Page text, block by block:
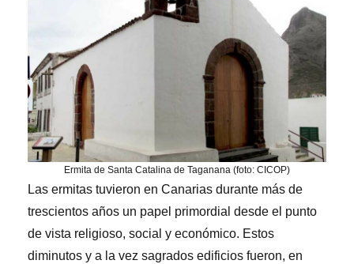
Ermita de Santa Catalina de Taganana (foto: CICOP)
Las ermitas tuvieron en Canarias durante más de
trescientos años un papel primordial desde el punto
de vista religioso, social y económico. Estos
diminutos y a la vez sagrados edificios fueron, en